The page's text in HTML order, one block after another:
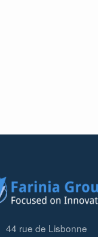
44 rue de Lisbonne